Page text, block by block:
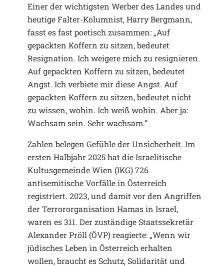
Einer der wichtigsten Werber des Landes und
heutige Falter-Kolumnist, Harry Bergmann,
fasst es fast poetisch zusammen: „Auf
gepackten Koffern zu sitzen, bedeutet
Resignation. Ich weigere mich zu resignieren.
Auf gepackten Koffern zu sitzen, bedeutet
Angst. Ich verbiete mir diese Angst. Auf
gepackten Koffern zu sitzen, bedeutet nicht
zu wissen, wohin. Ich weiß wohin. Aber ja:
Wachsam sein. Sehr wachsam.“
Zahlen belegen Gefühle der Unsicherheit. Im
ersten Halbjahr 2025 hat die Israelitische
Kultusgemeinde Wien (IKG) 726
antisemitische Vorfälle in Österreich
registriert. 2023, und damit vor den Angriffen
der Terrororganisation Hamas in Israel,
waren es 311. Der zuständige Staatssekretär
Alexander Pröll (ÖVP) reagierte: „Wenn wir
jüdisches Leben in Österreich erhalten
wollen, braucht es Schutz, Solidarität und